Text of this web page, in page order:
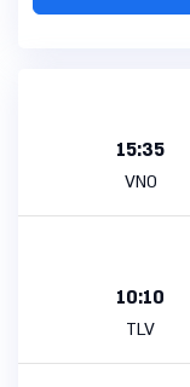
15:35
VNO
10:10
TLV